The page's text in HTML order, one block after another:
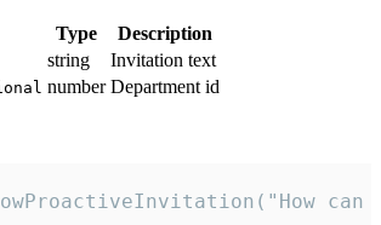
Type
Description
string
Invitation text
number Department id